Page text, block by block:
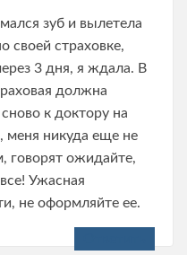
зуб и вылетела
своей страховке,
3 дня, я ждала. В
должна
к доктору на
никуда еще не
говорят ожидайте,
Ужасная
не оформляйте ее.